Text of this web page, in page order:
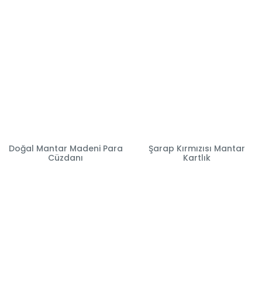
Doğal Mantar Madeni Para
Cüzdanı
Şarap Kırmızısı Mantar
Kartlık